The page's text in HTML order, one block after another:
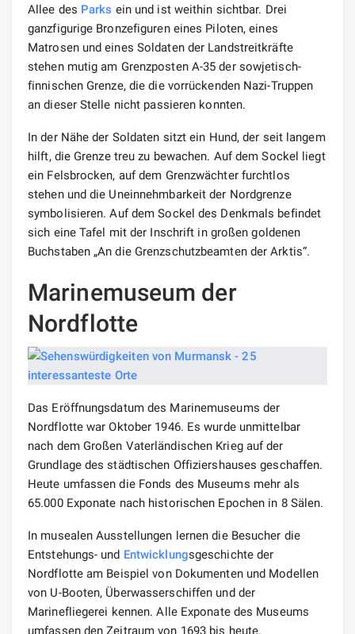
Allee des Parks ein und ist weithin sichtbar. Drei
ganzfigurige Bronzefiguren eines Piloten, eines
Matrosen und eines Soldaten der Landstreitkräfte
stehen mutig am Grenzposten A-35 der sowjetisch-
finnischen Grenze, die die vorrückenden Nazi-Truppen
an dieser Stelle nicht passieren konnten.
In der Nähe der Soldaten sitzt ein Hund, der seit langem
hilft, die Grenze treu zu bewachen. Auf dem Sockel liegt
ein Felsbrocken, auf dem Grenzwächter furchtlos
stehen und die Uneinnehmbarkeit der Nordgrenze
symbolisieren. Auf dem Sockel des Denkmals befindet
sich eine Tafel mit der Inschrift in großen goldenen
Buchstaben „An die Grenzschutzbeamten der Arktis“.
Marinemuseum der
Nordflotte
Das Eröffnungsdatum des Marinemuseums der
Nordflotte war Oktober 1946. Es wurde unmittelbar
nach dem Großen Vaterländischen Krieg auf der
Grundlage des städtischen Offiziershauses geschaffen.
Heute umfassen die Fonds des Museums mehr als
65.000 Exponate nach historischen Epochen in 8 Sälen.
In musealen Ausstellungen lernen die Besucher die
Entstehungs- und Entwicklungsgeschichte der
Nordflotte am Beispiel von Dokumenten und Modellen
von U-Booten, Überwasserschiffen und der
Marinefliegerei kennen. Alle Exponate des Museums
umfassen den Zeitraum von 1693 bis heute.